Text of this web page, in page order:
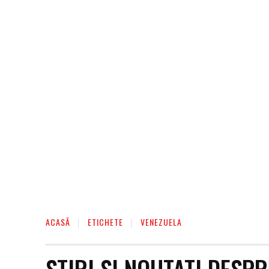
ACASĂ ETICHETE VENEZUELA